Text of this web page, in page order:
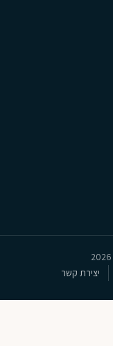
יצירת קשר